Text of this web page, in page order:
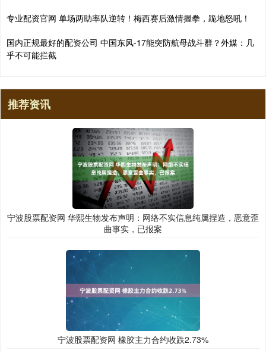
专业配资官网 单场两助率队逆转！梅西赛后激情握拳，跪地怒吼！
国内正规最好的配资公司 中国东风-17能突防航母战斗群？外媒：几
乎不可能拦截
推荐资讯
宁波股票配资网 华熙生物发布声明：网络不实信息纯属捏造，恶意歪
曲事实，已报案
宁波股票配资网 橡胶主力合约收跌2.73%